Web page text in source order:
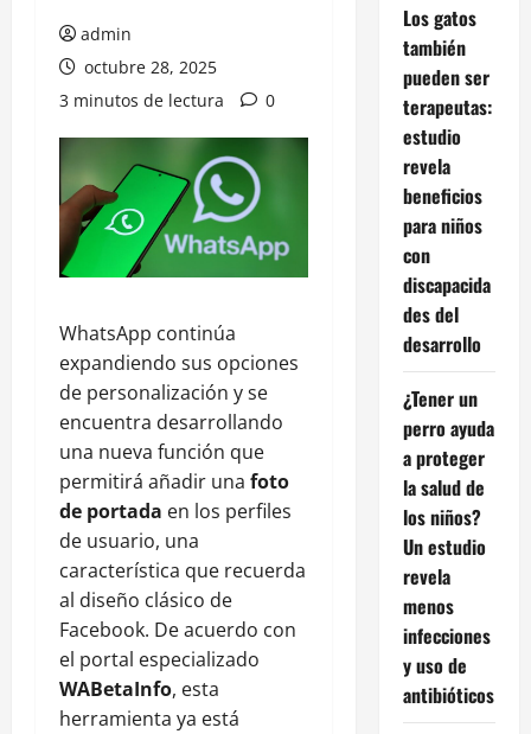
admin
octubre 28, 2025
3 minutos de lectura
0
WhatsApp continúa
expandiendo sus opciones
de personalización y se
encuentra desarrollando
una nueva función que
permitirá añadir una foto
de portada en los perfiles
de usuario, una
característica que recuerda
al diseño clásico de
Facebook. De acuerdo con
el portal especializado
WABetaInfo, esta
herramienta ya está
Los gatos
también
pueden ser
terapeutas:
estudio
revela
beneficios
para niños
con
discapacida
des del
desarrollo
¿Tener un
perro ayuda
a proteger
la salud de
los niños?
Un estudio
revela
menos
infecciones
y uso de
antibióticos